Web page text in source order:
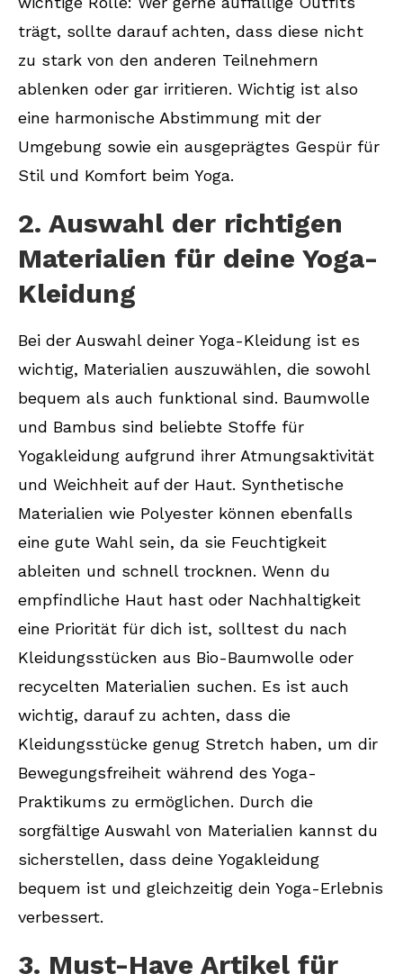
trägt, sollte darauf achten, dass diese nicht
zu stark von den anderen Teilnehmern
ablenken oder gar irritieren. Wichtig ist also
eine harmonische Abstimmung mit der
Umgebung sowie ein ausgeprägtes Gespür für
Stil und Komfort beim Yoga.
2. Auswahl der richtigen
Materialien für deine Yoga-
Kleidung
Bei der Auswahl deiner Yoga-Kleidung ist es
wichtig, Materialien auszuwählen, die sowohl
bequem als auch funktional sind. Baumwolle
und Bambus sind beliebte Stoffe für
Yogakleidung aufgrund ihrer Atmungsaktivität
und Weichheit auf der Haut. Synthetische
Materialien wie Polyester können ebenfalls
eine gute Wahl sein, da sie Feuchtigkeit
ableiten und schnell trocknen. Wenn du
empfindliche Haut hast oder Nachhaltigkeit
eine Priorität für dich ist, solltest du nach
Kleidungsstücken aus Bio-Baumwolle oder
recycelten Materialien suchen. Es ist auch
wichtig, darauf zu achten, dass die
Kleidungsstücke genug Stretch haben, um dir
Bewegungsfreiheit während des Yoga-
Praktikums zu ermöglichen. Durch die
sorgfältige Auswahl von Materialien kannst du
sicherstellen, dass deine Yogakleidung
bequem ist und gleichzeitig dein Yoga-Erlebnis
verbessert.
3. Must-Have Artikel für